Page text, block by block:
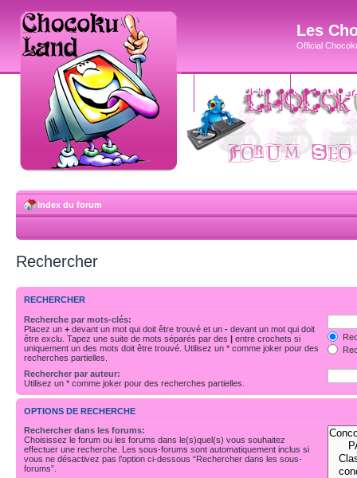
Les
Official
accueil blog
Index du forum
Rechercher
RECHERCHER
Recherche par mots-clés:
Placez un + devant un mot qui doit être trouvé et un - devant un mot qui doit
être exclu. Tapez une suite de mots séparés par des | entre crochets si
uniquement un des mots doit être trouvé. Utilisez un * comme joker pour des
recherches partielles.
Rechercher par auteur:
Utilisez un * comme joker pour des recherches partielles.
OPTIONS DE RECHERCHE
Rechercher dans les forums:
Choisissez le forum ou les forums dans le(s)quel(s) vous souhaitez
effectuer une recherche. Les sous-forums sont automatiquement inclus si
vous ne désactivez pas l’option ci-dessous “Rechercher dans les sous-
forums”.